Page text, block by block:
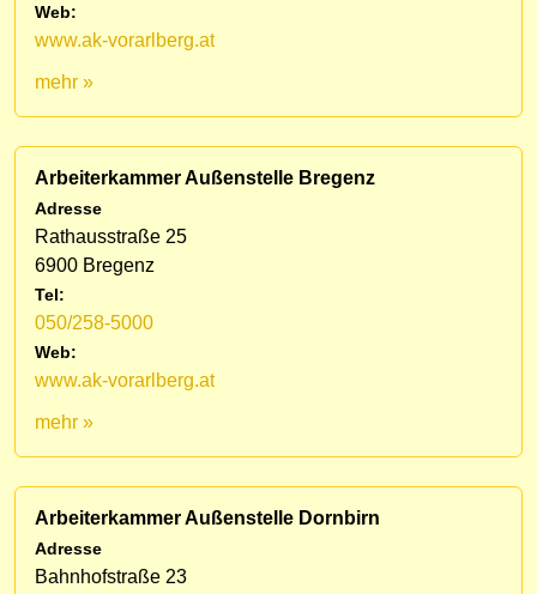
Web:
www.ak-vorarlberg.at
mehr »
Arbeiterkammer Außenstelle Bregenz
Adresse
Rathausstraße 25
6900 Bregenz
Tel:
050/258-5000
Web:
www.ak-vorarlberg.at
mehr »
Arbeiterkammer Außenstelle Dornbirn
Adresse
Bahnhofstraße 23